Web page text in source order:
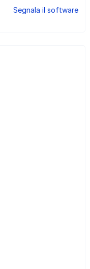
Segnala il software